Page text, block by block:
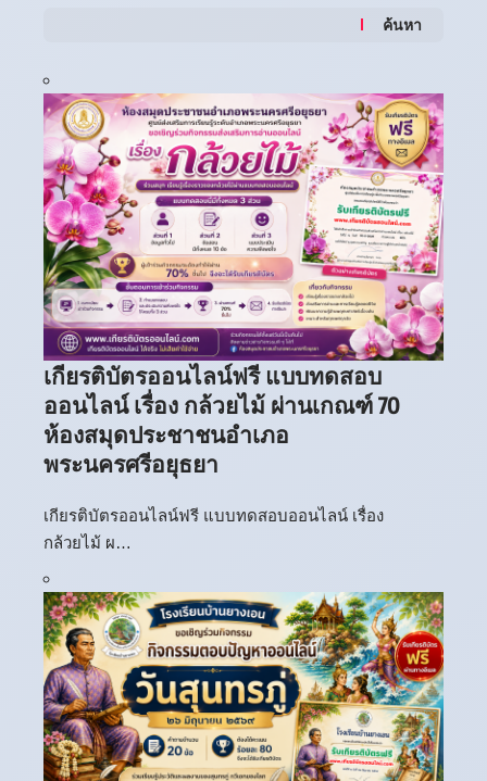
ค้นหา
เกียรติบัตรออนไลน์ฟรี แบบทดสอบ
ออนไลน์ เรื่อง กล้วยไม้ ผ่านเกณฑ์ 70
ห้องสมุดประชาชนอำเภอ
พระนครศรีอยุธยา
เกียรติบัตรออนไลน์ฟรี แบบทดสอบออนไลน์ เรื่อง
กล้วยไม้ ผ…